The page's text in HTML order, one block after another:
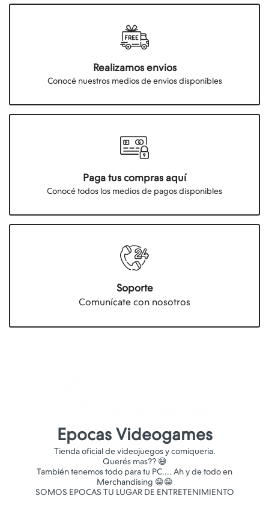
Realizamos envios
Conocé nuestros medios de envios disponibles
Paga tus compras aquí
Conocé todos los medios de pagos disponibles
Soporte
Comunícate con nosotros
Epocas Videogames
Tienda oficial de videojuegos y comiqueria.
Querés mas?? 😅
También tenemos todo para tu PC.... Ah y de todo en
Merchandising 😁😁